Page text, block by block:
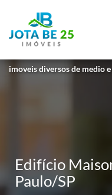
imoveis diversos de medio
Edifício
Paulo/SP